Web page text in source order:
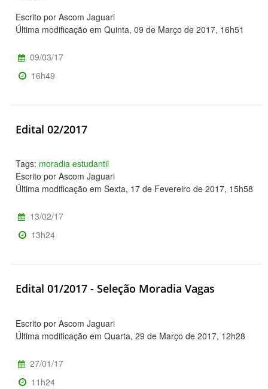
Escrito por Ascom Jaguari
Última modificação em Quinta, 09 de Março de 2017, 16h51
09/03/17
16h49
Edital 02/2017
Tags: moradia estudantil
Escrito por Ascom Jaguari
Última modificação em Sexta, 17 de Fevereiro de 2017, 15h58
13/02/17
13h24
Edital 01/2017 - Seleção Moradia Vagas
Escrito por Ascom Jaguari
Última modificação em Quarta, 29 de Março de 2017, 12h28
27/01/17
11h24